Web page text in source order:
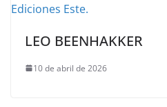
LEO BEENHAKKER
10 de abril de 2026